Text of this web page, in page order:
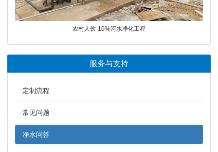
农村人饮-10吨河水净化工程
服务与支持
定制流程
常见问题
净水问答